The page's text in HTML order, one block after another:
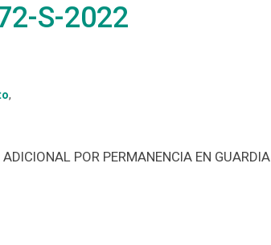
S-2022
,
POR PERMANENCIA EN GUARDIA